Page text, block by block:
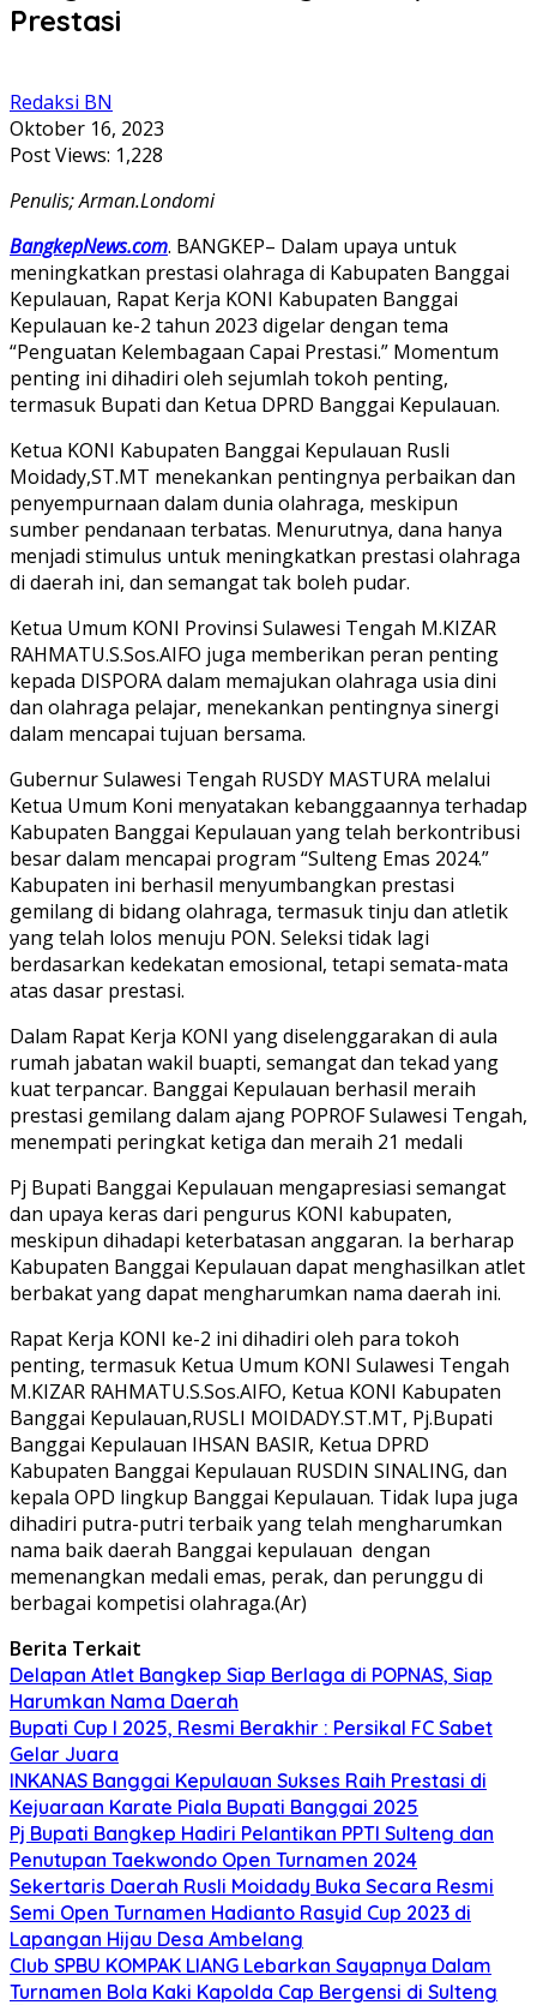
Prestasi
Redaksi BN
Oktober 16, 2023
Post Views: 1,228
Penulis; Arman.Londomi
BangkepNews.com. BANGKEP– Dalam upaya untuk
meningkatkan prestasi olahraga di Kabupaten Banggai
Kepulauan, Rapat Kerja KONI Kabupaten Banggai
Kepulauan ke-2 tahun 2023 digelar dengan tema
“Penguatan Kelembagaan Capai Prestasi.” Momentum
penting ini dihadiri oleh sejumlah tokoh penting,
termasuk Bupati dan Ketua DPRD Banggai Kepulauan.
Ketua KONI Kabupaten Banggai Kepulauan Rusli
Moidady,ST.MT menekankan pentingnya perbaikan dan
penyempurnaan dalam dunia olahraga, meskipun
sumber pendanaan terbatas. Menurutnya, dana hanya
menjadi stimulus untuk meningkatkan prestasi olahraga
di daerah ini, dan semangat tak boleh pudar.
Ketua Umum KONI Provinsi Sulawesi Tengah M.KIZAR
RAHMATU.S.Sos.AIFO juga memberikan peran penting
kepada DISPORA dalam memajukan olahraga usia dini
dan olahraga pelajar, menekankan pentingnya sinergi
dalam mencapai tujuan bersama.
Gubernur Sulawesi Tengah RUSDY MASTURA melalui
Ketua Umum Koni menyatakan kebanggaannya terhadap
Kabupaten Banggai Kepulauan yang telah berkontribusi
besar dalam mencapai program “Sulteng Emas 2024.”
Kabupaten ini berhasil menyumbangkan prestasi
gemilang di bidang olahraga, termasuk tinju dan atletik
yang telah lolos menuju PON. Seleksi tidak lagi
berdasarkan kedekatan emosional, tetapi semata-mata
atas dasar prestasi.
Dalam Rapat Kerja KONI yang diselenggarakan di aula
rumah jabatan wakil buapti, semangat dan tekad yang
kuat terpancar. Banggai Kepulauan berhasil meraih
prestasi gemilang dalam ajang POPROF Sulawesi Tengah,
menempati peringkat ketiga dan meraih 21 medali
Pj Bupati Banggai Kepulauan mengapresiasi semangat
dan upaya keras dari pengurus KONI kabupaten,
meskipun dihadapi keterbatasan anggaran. Ia berharap
Kabupaten Banggai Kepulauan dapat menghasilkan atlet
berbakat yang dapat mengharumkan nama daerah ini.
Rapat Kerja KONI ke-2 ini dihadiri oleh para tokoh
penting, termasuk Ketua Umum KONI Sulawesi Tengah
M.KIZAR RAHMATU.S.Sos.AIFO, Ketua KONI Kabupaten
Banggai Kepulauan,RUSLI MOIDADY.ST.MT, Pj.Bupati
Banggai Kepulauan IHSAN BASIR, Ketua DPRD
Kabupaten Banggai Kepulauan RUSDIN SINALING, dan
kepala OPD lingkup Banggai Kepulauan. Tidak lupa juga
dihadiri putra-putri terbaik yang telah mengharumkan
nama baik daerah Banggai kepulauan dengan
memenangkan medali emas, perak, dan perunggu di
berbagai kompetisi olahraga.(Ar)
Berita Terkait
Delapan Atlet Bangkep Siap Berlaga di POPNAS, Siap
Harumkan Nama Daerah
Bupati Cup I 2025, Resmi Berakhir : Persikal FC Sabet
Gelar Juara
INKANAS Banggai Kepulauan Sukses Raih Prestasi di
Kejuaraan Karate Piala Bupati Banggai 2025
Pj Bupati Bangkep Hadiri Pelantikan PPTI Sulteng dan
Penutupan Taekwondo Open Turnamen 2024
Sekertaris Daerah Rusli Moidady Buka Secara Resmi
Semi Open Turnamen Hadianto Rasyid Cup 2023 di
Lapangan Hijau Desa Ambelang
Club SPBU KOMPAK LIANG Lebarkan Sayapnya Dalam
Turnamen Bola Kaki Kapolda Cap Bergensi di Sulteng